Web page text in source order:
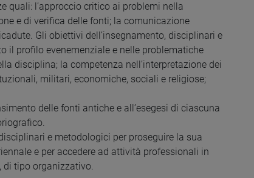
quali: l’approccio critico ai problemi nella
e di verifica delle fonti; la comunicazione
Gli obiettivi dell’insegnamento, disciplinari e
il profilo evenemenziale e nelle problematiche
disciplina; la competenza nell’interpretazione dei
militari, economiche, sociali e religiose;
delle fonti antiche e all’esegesi di ciascuna
e metodologici per proseguire la sua
e per accedere ad attività professionali in
di tipo organizzativo.